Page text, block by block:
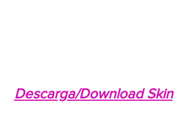
Descarga/Download Skin